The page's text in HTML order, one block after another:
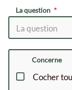
La question
Concerne
Cocher